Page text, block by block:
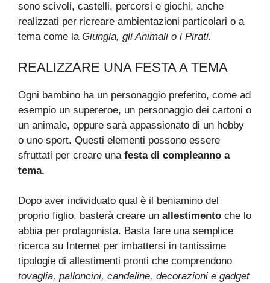
sono scivoli, castelli, percorsi e giochi, anche
realizzati per ricreare ambientazioni particolari o a
tema come la Giungla, gli Animali o i Pirati.
REALIZZARE UNA FESTA A TEMA
Ogni bambino ha un personaggio preferito, come ad
esempio un supereroe, un personaggio dei cartoni o
un animale, oppure sarà appassionato di un hobby
o uno sport. Questi elementi possono essere
sfruttati per creare una festa di compleanno a
tema.
Dopo aver individuato qual è il beniamino del
proprio figlio, basterà creare un allestimento che lo
abbia per protagonista. Basta fare una semplice
ricerca su Internet per imbattersi in tantissime
tipologie di allestimenti pronti che comprendono
tovaglia, palloncini, candeline, decorazioni e gadget